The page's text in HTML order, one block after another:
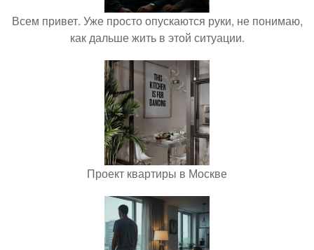
Всем привет. Уже просто опускаются руки, не понимаю,
как дальше жить в этой ситуации.
Проект квартиры в Москве